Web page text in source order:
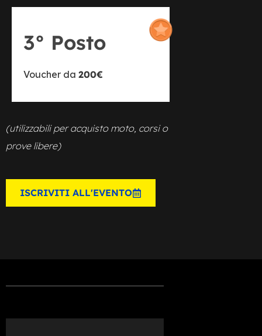
3° Posto
Voucher da 200€
(utilizzabili per acquisto moto, corsi o
prove libere)
ISCRIVITI ALL'EVENTO